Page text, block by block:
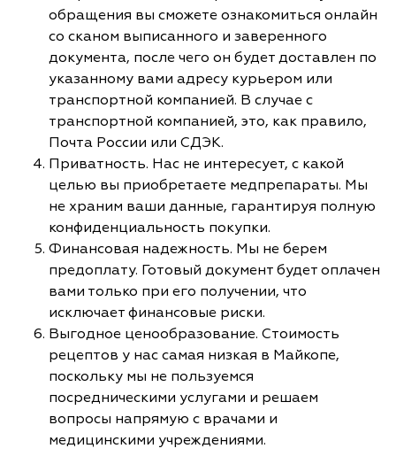
обращения вы сможете ознакомиться онлайн
со сканом выписанного и заверенного
документа, после чего он будет доставлен по
указанному вами адресу курьером или
транспортной компанией. В случае с
транспортной компанией, это, как правило,
Почта России или СДЭК.
Приватность. Нас не интересует, с какой
целью вы приобретаете медпрепараты. Мы
не храним ваши данные, гарантируя полную
конфиденциальность покупки.
Финансовая надежность. Мы не берем
предоплату. Готовый документ будет оплачен
вами только при его получении, что
исключает финансовые риски.
Выгодное ценообразование. Стоимость
рецептов у нас самая низкая в Майкопе,
поскольку мы не пользуемся
посредническими услугами и решаем
вопросы напрямую с врачами и
медицинскими учреждениями.